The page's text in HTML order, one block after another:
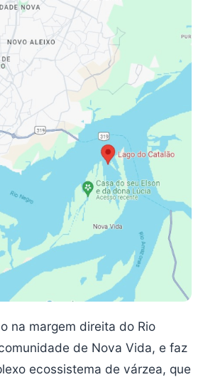
na margem direita do Rio
de Nova Vida, e faz
ecossistema de várzea, que